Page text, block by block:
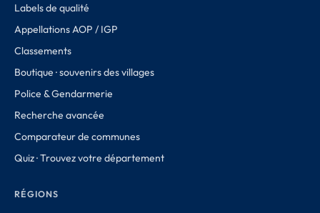
Labels de qualité
Appellations AOP / IGP
Classements
Boutique · souvenirs des villages
Police & Gendarmerie
Recherche avancée
Comparateur de communes
Quiz · Trouvez votre département
RÉGIONS